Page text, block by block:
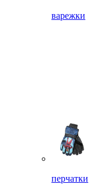
варежки
перчатки